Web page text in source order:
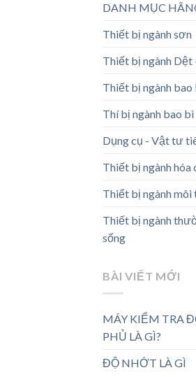
DANH MỤC
Thiết bị ngành sơn
Thiết bị ngành Dệt
Thiết bị ngành bao
Thí bị ngành bao bì
Dụng cụ - Vật tư
Thiết bị ngành hóa
Thiết bị ngành
Thiết bị ngành
sống
BÀI VIẾT MỚI
MÁY KIỂM TRA
PHỦ LÀ GÌ?
ĐỘ NHỚT LÀ GÌ